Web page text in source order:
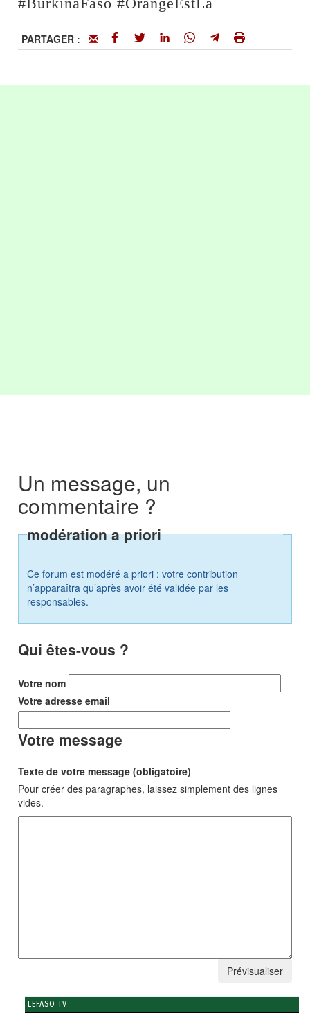
PARTAGER :
Un message, un
commentaire ?
modération a priori
Ce forum est modéré a priori : votre contribution
n’apparaîtra qu’après avoir été validée par les
responsables.
Qui êtes-vous ?
Votre nom
Votre adresse email
Votre message
Texte de votre message (obligatoire)
Pour créer des paragraphes, laissez simplement des lignes
vides.
LEFASO TV